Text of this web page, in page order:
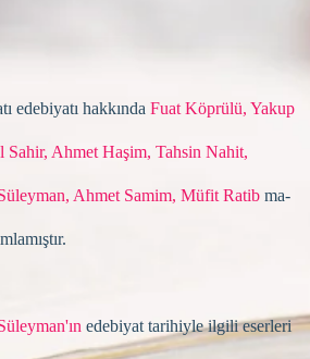
edebiyatı hakkında Fuat Köprülü, Yakup
Sahir, Ahmet Haşim, Tahsin Nahit,
Ahmet Samim, Müfit Ratib ma­
edebiyat tarihiyle ilgili eserleri